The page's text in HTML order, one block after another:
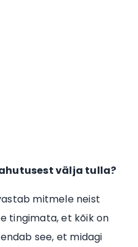
välja tulla?
mitmele neist
tingimata, et kõik on
see, et midagi